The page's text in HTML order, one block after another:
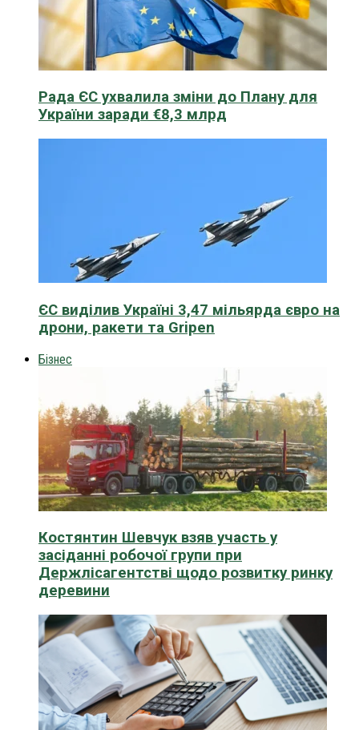
Рада ЄС ухвалила зміни до Плану для
України заради €8,3 млрд
ЄС виділив Україні 3,47 мільярда євро на
дрони, ракети та Gripen
Бізнес
Костянтин Шевчук взяв участь у
засіданні робочої групи при
Держлісагентстві щодо розвитку ринку
деревини